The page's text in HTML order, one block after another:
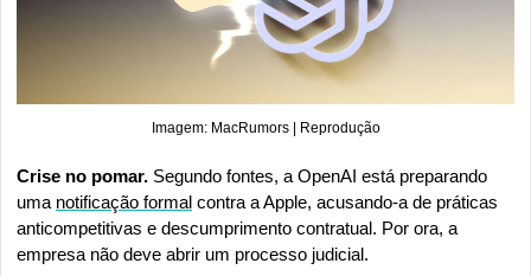
Imagem: MacRumors | Reprodução
Crise no pomar. Segundo fontes, a OpenAI está preparando
uma notificação formal contra a Apple, acusando-a de práticas
anticompetitivas e descumprimento contratual. Por ora, a
empresa não deve abrir um processo judicial.